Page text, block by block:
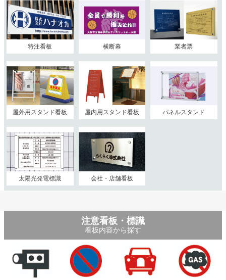
特注看板 横断幕 業者票
屋外用スタンド看板 屋内用スタンド看板 パネルスタンド
太陽光発電標識 会社・店舗看板
注意看板・標識
看板内容から探す